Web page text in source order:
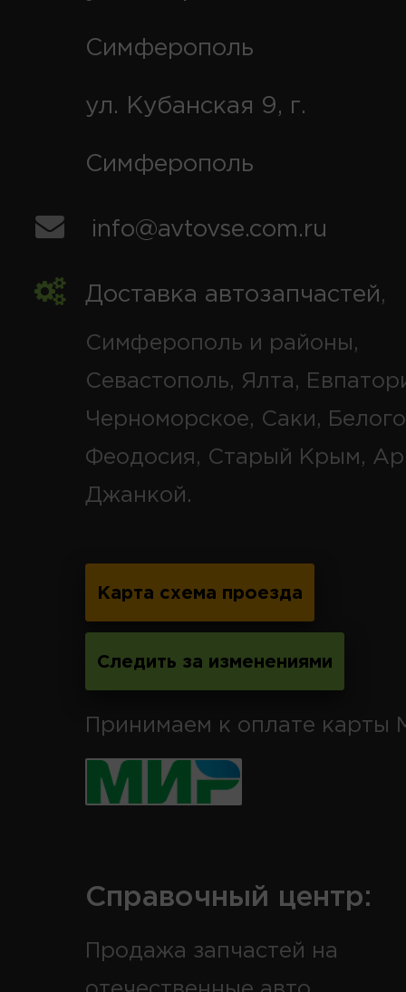
Симферополь
ул. Кубанская 9, г.
Симферополь
info@avtovse.com.ru
Доставка автозапчастей,
Симферополь и районы,
Севастополь, Ялта,
Черноморское, Саки,
Феодосия, Старый Крым,
Джанкой.
Карта схема проезда
Следить за изменениями
Принимаем к оплате карты
Справочный центр:
Продажа запчастей на